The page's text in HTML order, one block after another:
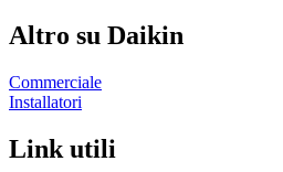
Altro su Daikin
Commerciale
Installatori
Link utili